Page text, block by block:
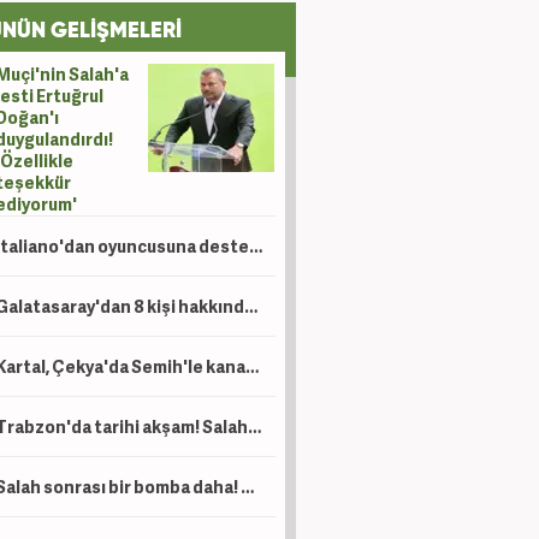
GELİŞMELERİ
Salah'a
Ertuğrul
Italiano'dan oyuncusuna destek: Çok sevindim!
Galatasaray'dan 8 kişi hakkında suç duyurusu! Dikkat çeken isimler var
Kartal, Çekya'da Semih'le kanatlandı
Trabzon'da tarihi akşam! Salah binlerce kişinin önünde imza atıyor
Salah sonrası bir bomba daha! Trabzonspor'dan Lukaku hamlesi